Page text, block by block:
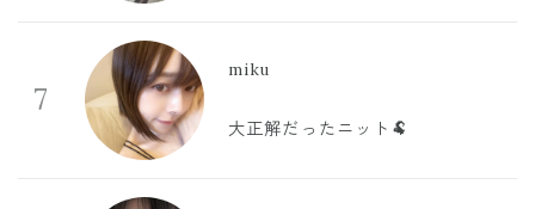
7
miku
大正解だったニット🐏